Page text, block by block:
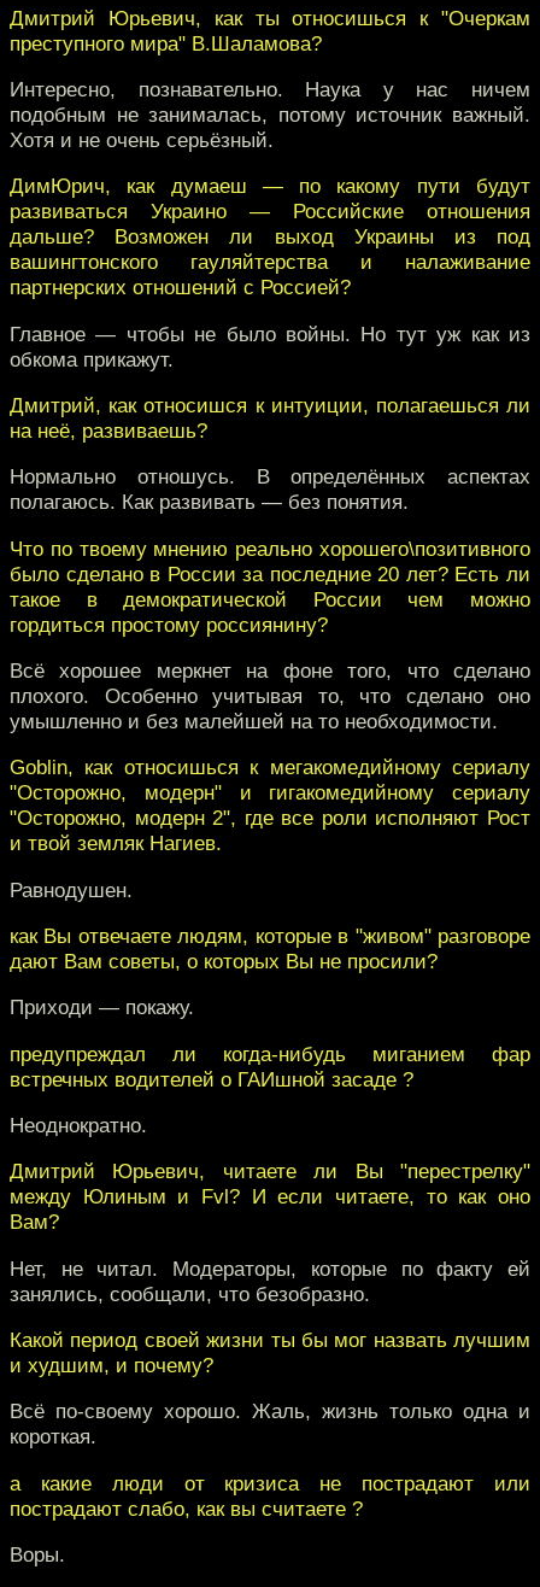
Дмитрий Юрьевич, как ты относишься к "Очеркам
преступного мира" В.Шаламова?
Интересно, познавательно. Наука у нас ничем
подобным не занималась, потому источник важный.
Хотя и не очень серьёзный.
ДимЮрич, как думаеш — по какому пути будут
развиваться Украино — Российские отношения
дальше? Возможен ли выход Украины из под
вашингтонского гауляйтерства и налаживание
партнерских отношений с Россией?
Главное — чтобы не было войны. Но тут уж как из
обкома прикажут.
Дмитрий, как относишся к интуиции, полагаешься ли
на неё, развиваешь?
Нормально отношусь. В определённых аспектах
полагаюсь. Как развивать — без понятия.
Что по твоему мнению реально хорошего\позитивного
было сделано в России за последние 20 лет? Есть ли
такое в демократической России чем можно
гордиться простому россиянину?
Всё хорошее меркнет на фоне того, что сделано
плохого. Особенно учитывая то, что сделано оно
умышленно и без малейшей на то необходимости.
Goblin, как относишься к мегакомедийному сериалу
"Осторожно, модерн" и гигакомедийному сериалу
"Осторожно, модерн 2", где все роли исполняют Рост
и твой земляк Нагиев.
Равнодушен.
как Вы отвечаете людям, которые в "живом" разговоре
дают Вам советы, о которых Вы не просили?
Приходи — покажу.
предупреждал ли когда-нибудь миганием фар
встречных водителей о ГАИшной засаде ?
Неоднократно.
Дмитрий Юрьевич, читаете ли Вы "перестрелку"
между Юлиным и Fvl? И если читаете, то как оно
Вам?
Нет, не читал. Модераторы, которые по факту ей
занялись, сообщали, что безобразно.
Какой период своей жизни ты бы мог назвать лучшим
и худшим, и почему?
Всё по-своему хорошо. Жаль, жизнь только одна и
короткая.
а какие люди от кризиса не пострадают или
пострадают слабо, как вы считаете ?
Воры.